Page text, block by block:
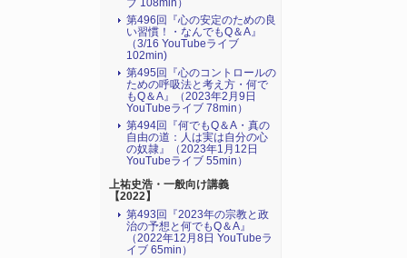
ブ 108min）
第496回『心の安定のための良
い習慣！・なんでもQ＆A』
（3/16 YouTubeライブ
102min)
第495回『心のコントロールの
ための呼吸法と考え方・何で
もQ＆A』（2023年2月9日
YouTubeライブ 78min）
第494回『何でもQ＆A・真の
自由の道：人は実は自分の心
の奴隷』（2023年1月12日
YouTubeライブ 55min）
上祐史浩・一般向け講義
【2022】
第493回『2023年の宗教と政
治の予想と何でもQ＆A』
（2022年12月8日 YouTubeラ
イブ 65min）